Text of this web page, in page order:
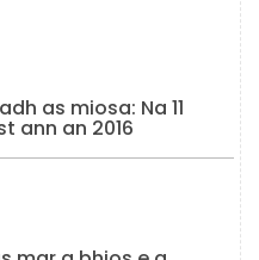
as miosa: Na 11
ann an 2016